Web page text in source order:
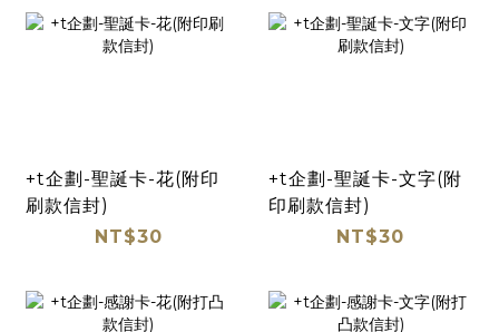
+t企劃-聖誕卡-花(附印
刷款信封)
NT$30
+t企劃-聖誕卡-文字(附
印刷款信封)
NT$30